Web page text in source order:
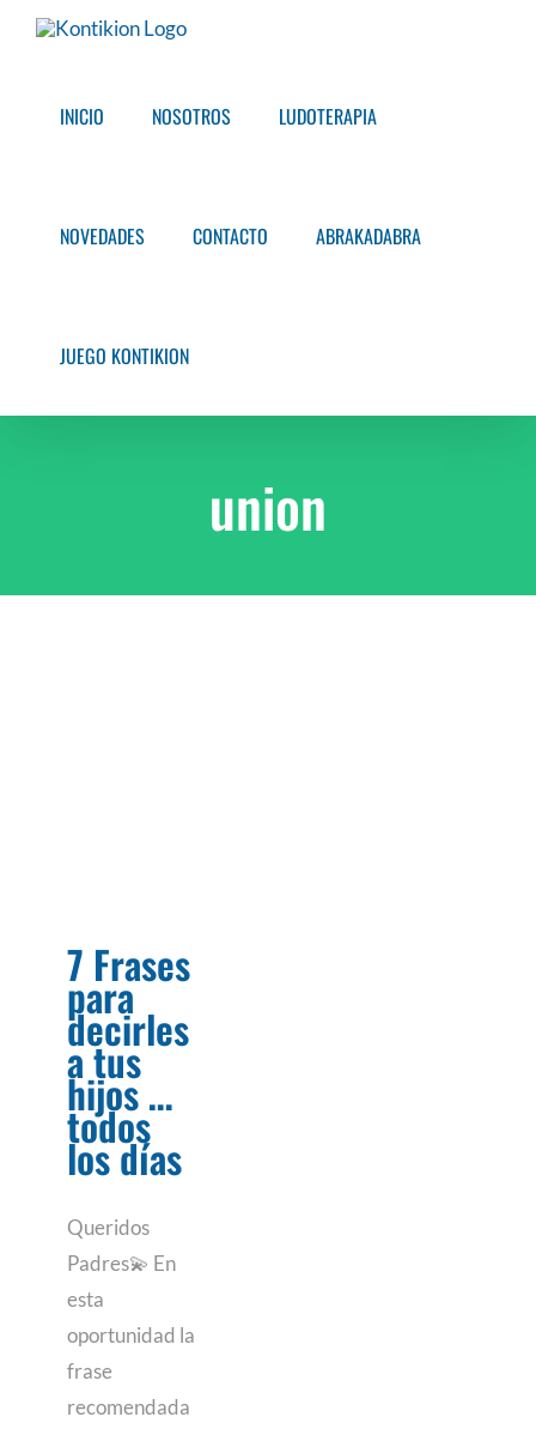
Saltar
INICIO NOSOTROS LUDOTERAPIA
NOVEDADES CONTACTO ABRAKADABRA
JUEGO KONTIKION
union
7 Frases
para
decirles
a tus
hijos …
todos
los días
Queridos
Padres💫 En
esta
oportunidad la
frase
recomendada